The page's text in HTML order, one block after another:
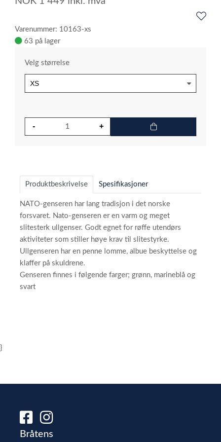
Varenummer: 10163-xs
63 på lager
Velg størrelse
Produktbeskrivelse Spesifikasjoner
NATO-genseren har lang tradisjon i det norske
forsvaret. Nato-genseren er en varm og meget
slitesterk ullgenser. Godt egnet for røffe utendørs
aktiviteter som stiller høye krav til slitestyrke.
Ullgenseren har en penne lomme, albue beskyttelse og
klaffer på skuldrene.
Genseren finnes i følgende farger; grønn, marineblå og
svart
}
Bråtens